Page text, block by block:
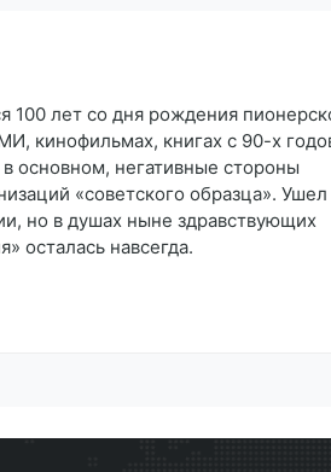
100 лет со дня рождения
кинофильмах, книгах с 90-х
основном, негативные стороны
«советского образца». Ушел
но в душах ныне здравствующих
осталась навсегда.